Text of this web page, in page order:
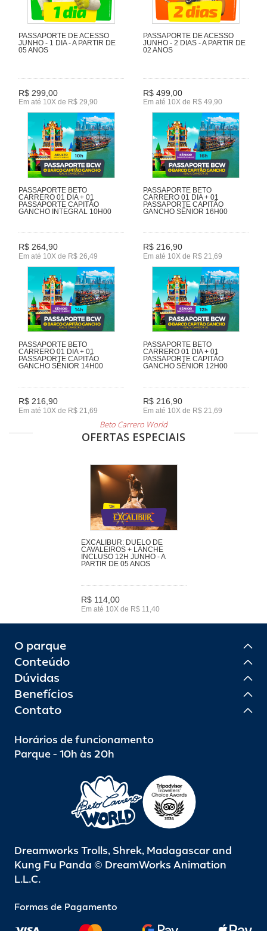
PASSAPORTE DE ACESSO
JUNHO - 1 DIA - A PARTIR DE
05 ANOS
R$ 299,00
Em até 10X de R$ 29,90
PASSAPORTE DE ACESSO
JUNHO - 2 DIAS - A PARTIR DE
02 ANOS
R$ 499,00
Em até 10X de R$ 49,90
PASSAPORTE BETO
CARRERO 01 DIA + 01
PASSAPORTE CAPITÃO
GANCHO INTEGRAL 10H00
R$ 264,90
Em até 10X de R$ 26,49
PASSAPORTE BETO
CARRERO 01 DIA + 01
PASSAPORTE CAPITÃO
GANCHO SÊNIOR 16H00
R$ 216,90
Em até 10X de R$ 21,69
PASSAPORTE BETO
CARRERO 01 DIA + 01
PASSAPORTE CAPITÃO
GANCHO SÊNIOR 14H00
R$ 216,90
Em até 10X de R$ 21,69
PASSAPORTE BETO
CARRERO 01 DIA + 01
PASSAPORTE CAPITÃO
GANCHO SÊNIOR 12H00
R$ 216,90
Em até 10X de R$ 21,69
Beto Carrero World
OFERTAS ESPECIAIS
EXCALIBUR: DUELO DE
CAVALEIROS + LANCHE
INCLUSO 12H JUNHO - A
PARTIR DE 05 ANOS
R$ 114,00
Em até 10X de R$ 11,40
O parque
Conteúdo
Dúvidas
Benefícios
Contato
Horários de funcionamento
Parque - 10h às 20h
Dreamworks Trolls, Shrek, Madagascar and
Kung Fu Panda © DreamWorks Animation
L.L.C.
Formas de Pagamento